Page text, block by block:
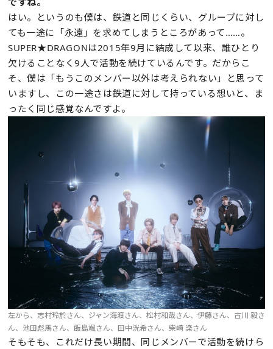
はい。というのも僕は、鉄道と同じくらい、グループに対し
ても一途に「永遠」を求めてしまうところがあって……。
SUPER★DRAGONは2015年9月に結成して以来、誰ひとり
欠けることなく9人で活動を続けているんです。だからこ
そ、僕は「もうこのメンバー以外は考えられない」と思って
いますし、この一途さは鉄道に対して持っている想いと、ま
ったく同じ感覚なんですよ。
左から、志村玲於さん、ジャン海渡さん、松村和哉さん、伊藤さん、古川 毅さ
ん、池田彪馬さん、飯島颯さん、田中洸希さん、柴崎 楽さん
そもそも、これだけ長い期間、同じメンバーで活動を続けら